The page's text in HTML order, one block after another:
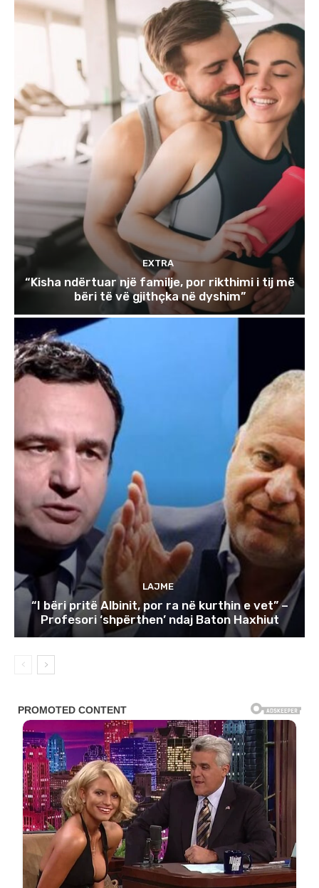
EXTRA
“Kisha ndërtuar një familje, por rikthimi i tij më
bëri të vë gjithçka në dyshim”
LAJME
“I bëri pritë Albinit, por ra në kurthin e vet” –
Profesori ‘shpërthen’ ndaj Baton Haxhiut